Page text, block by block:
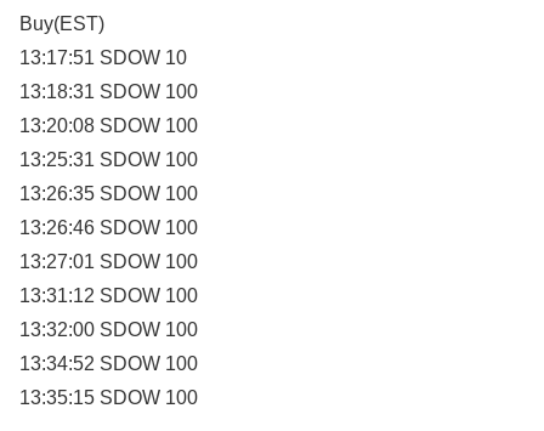
Buy(EST)
13:17:51 SDOW 10
13:18:31 SDOW 100
13:20:08 SDOW 100
13:25:31 SDOW 100
13:26:35 SDOW 100
13:26:46 SDOW 100
13:27:01 SDOW 100
13:31:12 SDOW 100
13:32:00 SDOW 100
13:34:52 SDOW 100
13:35:15 SDOW 100